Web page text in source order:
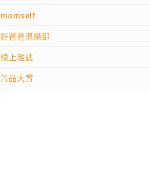
momself
好爸爸俱樂部
線上雜誌
菁品大賞